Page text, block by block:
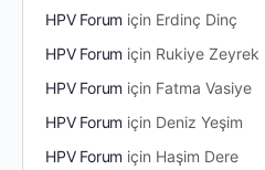
HPV Forum için Erdinç Dinç
HPV Forum için Rukiye Zeyrek
HPV Forum için Fatma Vasiye
HPV Forum için Deniz Yeşim
HPV Forum için Haşim Dere